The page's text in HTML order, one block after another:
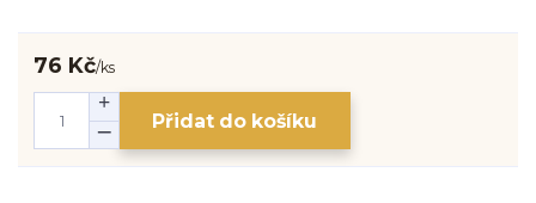
76 Kč/ks
Přidat do košíku